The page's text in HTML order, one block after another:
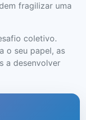
fragilizar uma
coletivo.
o seu papel, as
a desenvolver